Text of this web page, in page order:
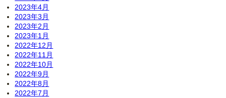
2023年4月
2023年3月
2023年2月
2023年1月
2022年12月
2022年11月
2022年10月
2022年9月
2022年8月
2022年7月